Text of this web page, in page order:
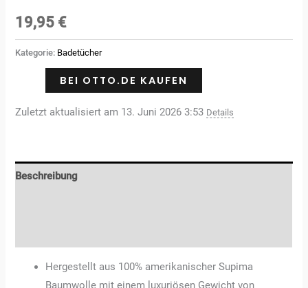
19,95 €
Kategorie: Badetücher
BEI OTTO.DE KAUFEN
Zuletzt aktualisiert am 13. Juni 2026 3:53 Details
Beschreibung
Hergestellt aus 100% amerikanischer Supima
Baumwolle mit einem luxuriösen Gewicht von